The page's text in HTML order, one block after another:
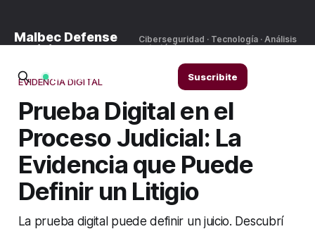
Malbec Defense
Noticias
Ciberseguridad · Tecnología · Análisis
estratégico
Nodo federado Suscribite
EVIDENCIA DIGITAL
Prueba Digital en el
Proceso Judicial: La
Evidencia que Puede
Definir un Litigio
La prueba digital puede definir un juicio. Descubrí